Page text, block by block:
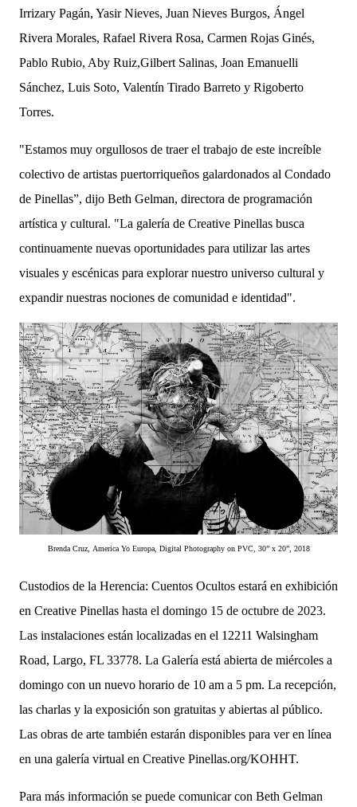
Irrizary Pagán, Yasir Nieves, Juan Nieves Burgos, Ángel
Rivera Morales, Rafael Rivera Rosa, Carmen Rojas Ginés,
Pablo Rubio, Aby Ruiz,Gilbert Salinas, Joan Emanuelli
Sánchez, Luis Soto, Valentín Tirado Barreto y Rigoberto
Torres.
"Estamos muy orgullosos de traer el trabajo de este increíble
colectivo de artistas puertorriqueños galardonados al Condado
de Pinellas”, dijo Beth Gelman, directora de programación
artística y cultural. "La galería de Creative Pinellas busca
continuamente nuevas oportunidades para utilizar las artes
visuales y escénicas para explorar nuestro universo cultural y
expandir nuestras nociones de comunidad e identidad".
Brenda Cruz, America Yo Europa, Digital Photography on PVC, 30” x 20”, 2018
Custodios de la Herencia: Cuentos Ocultos estará en exhibición
en Creative Pinellas hasta el domingo 15 de octubre de 2023.
Las instalaciones están localizadas en el 12211 Walsingham
Road, Largo, FL 33778. La Galería está abierta de miércoles a
domingo con un nuevo horario de 10 am a 5 pm. La recepción,
las charlas y la exposición son gratuitas y abiertas al público.
Las obras de arte también estarán disponibles para ver en línea
en una galería virtual en Creative Pinellas.org/KOHHT.
Para más información se puede comunicar con Beth Gelman